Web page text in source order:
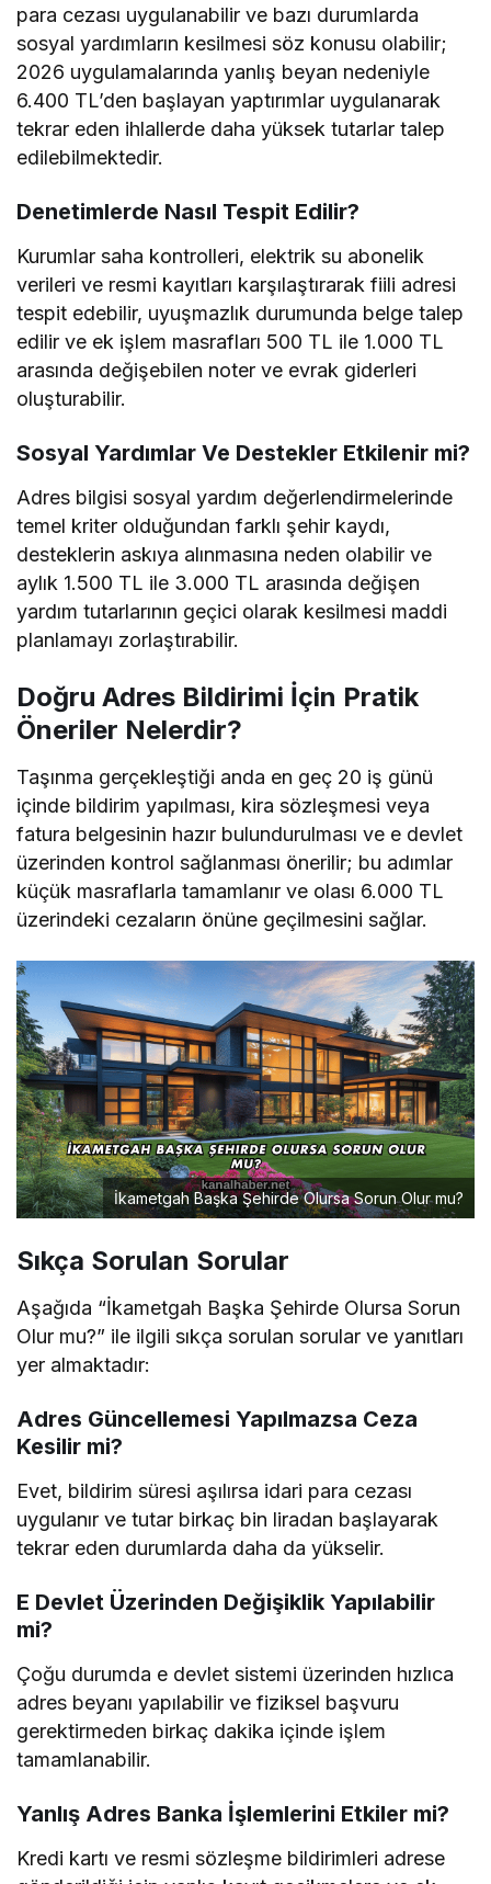
para cezası uygulanabilir ve bazı durumlarda
sosyal yardımların kesilmesi söz konusu olabilir;
2026 uygulamalarında yanlış beyan nedeniyle
6.400 TL’den başlayan yaptırımlar uygulanarak
tekrar eden ihlallerde daha yüksek tutarlar talep
edilebilmektedir.
Denetimlerde Nasıl Tespit Edilir?
Kurumlar saha kontrolleri, elektrik su abonelik
verileri ve resmi kayıtları karşılaştırarak fiili adresi
tespit edebilir, uyuşmazlık durumunda belge talep
edilir ve ek işlem masrafları 500 TL ile 1.000 TL
arasında değişebilen noter ve evrak giderleri
oluşturabilir.
Sosyal Yardımlar Ve Destekler Etkilenir mi?
Adres bilgisi sosyal yardım değerlendirmelerinde
temel kriter olduğundan farklı şehir kaydı,
desteklerin askıya alınmasına neden olabilir ve
aylık 1.500 TL ile 3.000 TL arasında değişen
yardım tutarlarının geçici olarak kesilmesi maddi
planlamayı zorlaştırabilir.
Doğru Adres Bildirimi İçin Pratik
Öneriler Nelerdir?
Taşınma gerçekleştiği anda en geç 20 iş günü
içinde bildirim yapılması, kira sözleşmesi veya
fatura belgesinin hazır bulundurulması ve e devlet
üzerinden kontrol sağlanması önerilir; bu adımlar
küçük masraflarla tamamlanır ve olası 6.000 TL
üzerindeki cezaların önüne geçilmesini sağlar.
İkametgah Başka Şehirde Olursa Sorun Olur mu?
Sıkça Sorulan Sorular
Aşağıda “İkametgah Başka Şehirde Olursa Sorun
Olur mu?” ile ilgili sıkça sorulan sorular ve yanıtları
yer almaktadır:
Adres Güncellemesi Yapılmazsa Ceza
Kesilir mi?
Evet, bildirim süresi aşılırsa idari para cezası
uygulanır ve tutar birkaç bin liradan başlayarak
tekrar eden durumlarda daha da yükselir.
E Devlet Üzerinden Değişiklik Yapılabilir
mi?
Çoğu durumda e devlet sistemi üzerinden hızlıca
adres beyanı yapılabilir ve fiziksel başvuru
gerektirmeden birkaç dakika içinde işlem
tamamlanabilir.
Yanlış Adres Banka İşlemlerini Etkiler mi?
Kredi kartı ve resmi sözleşme bildirimleri adrese